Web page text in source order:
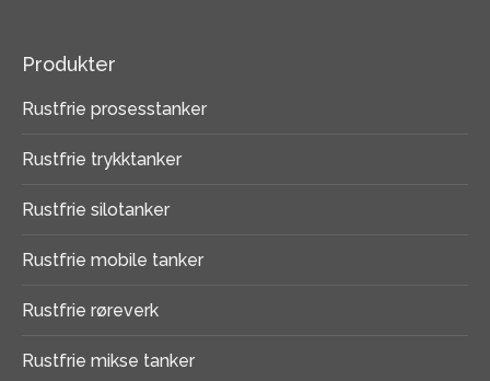
Produkter
Rustfrie prosesstanker
Rustfrie trykktanker
Rustfrie silotanker
Rustfrie mobile tanker
Rustfrie røreverk
Rustfrie mikse tanker